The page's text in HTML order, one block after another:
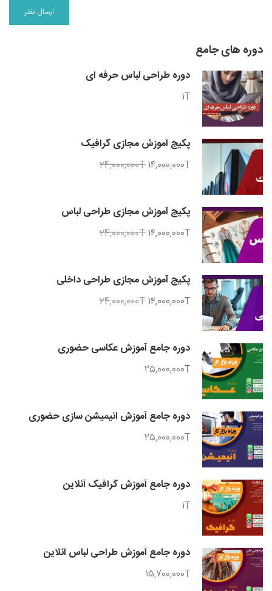
دوره های جامع
دوره طراحی لباس حرفه ای
1T
پکیج آموزش مجازی گرافیک
24,000,000T14,000,000T
پکیج آموزش مجازی طراحی لباس
24,000,000T14,000,000T
پکیج آموزش مجازی طراحی داخلی
24,000,000T14,000,000T
دوره جامع آموزش عکاسی حضوری
25,000,000T
دوره جامع آموزش انیمیشن سازی حضوری
25,000,000T
دوره جامع آموزش گرافیک آنلاین
1T
دوره جامع آموزش طراحی لباس آنلاین
15,700,000T